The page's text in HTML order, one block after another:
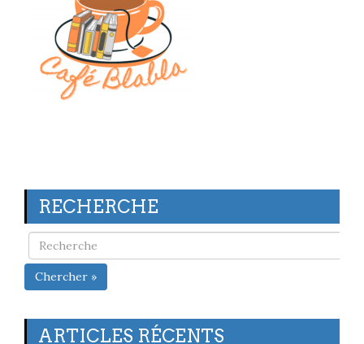
RECHERCHE
Chercher »
ARTICLES RÉCENTS